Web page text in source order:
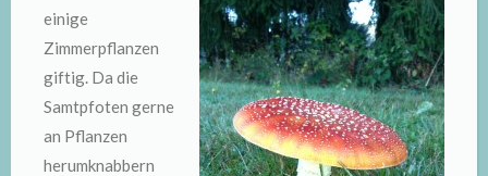
einige
Zimmerpflanzen
giftig. Da die
Samtpfoten gerne
an Pflanzen
herumknabbern